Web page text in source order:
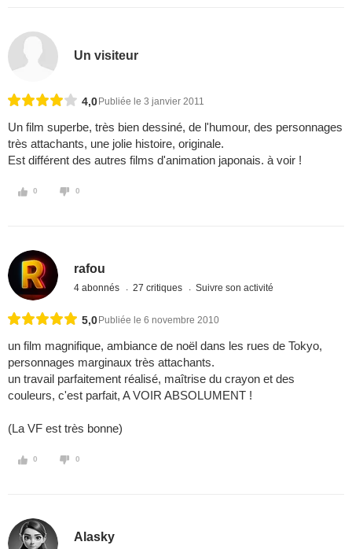
Un visiteur
4,0 Publiée le 3 janvier 2011
Un film superbe, très bien dessiné, de l'humour, des personnages
très attachants, une jolie histoire, originale.
Est différent des autres films d'animation japonais. à voir !
0 0
rafou
4 abonnés 27 critiques Suivre son activité
5,0 Publiée le 6 novembre 2010
un film magnifique, ambiance de noël dans les rues de Tokyo,
personnages marginaux très attachants.
un travail parfaitement réalisé, maîtrise du crayon et des
couleurs, c'est parfait, A VOIR ABSOLUMENT !
(La VF est très bonne)
0 0
Alasky